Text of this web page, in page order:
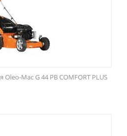
Mac G 44 РВ COMFORT PLUS